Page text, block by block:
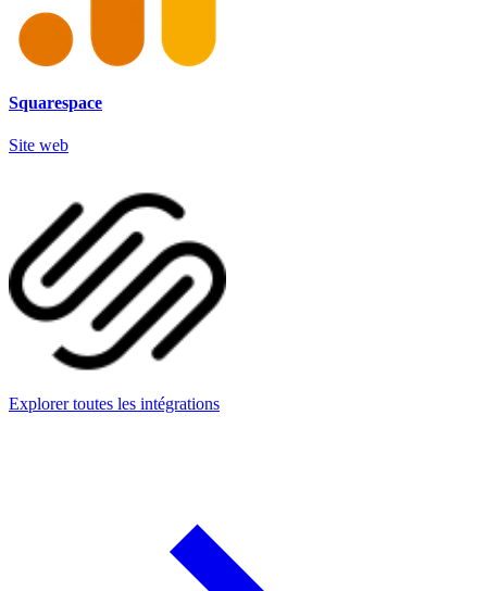
Squarespace
Site web
Explorer toutes les intégrations